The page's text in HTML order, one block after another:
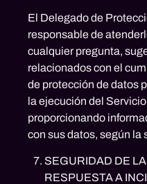
El Delegado de
responsable de
cualquier pregunta,
relacionados con el
de protección de datos
la ejecución del
proporcionando
con sus datos, según la
SEGURIDAD DE
RESPUESTA A